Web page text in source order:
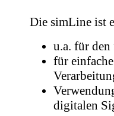
Die simLine ist
u.a. für
für
digitalen